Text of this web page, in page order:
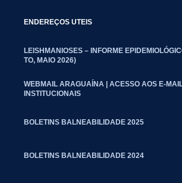
ENDEREÇOS UTEIS
LEISHMANIOSES – INFORME
TO, MAIO 2026)
WEBMAIL ARAGUAÍNA | ACESSO AOS E-
INSTITUCIONAIS
BOLETINS BALNEABILIDADE 2025
BOLETINS BALNEABILIDADE 2024